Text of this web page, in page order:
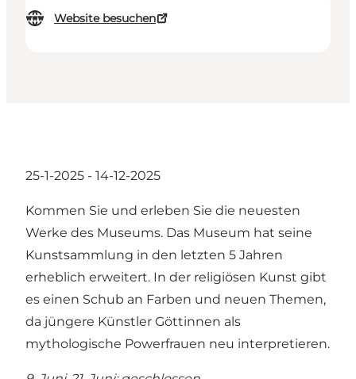
Website besuchen
25-1-2025 - 14-12-2025
Kommen Sie und erleben Sie die neuesten
Werke des Museums. Das Museum hat seine
Kunstsammlung in den letzten 5 Jahren
erheblich erweitert. In der religiösen Kunst gibt
es einen Schub an Farben und neuen Themen,
da jüngere Künstler Göttinnen als
mythologische Powerfrauen neu interpretieren.